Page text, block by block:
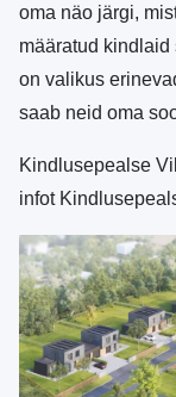
oma näo järgi,
määratud kindlaid
on valikus
saab neid oma
Kindlusepealse
infot